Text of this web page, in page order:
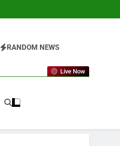
RANDOM NEWS
Live Now